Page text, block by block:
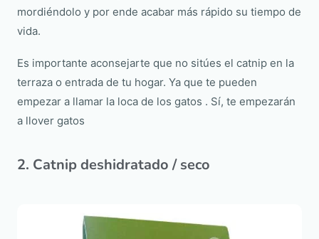
mordiéndolo y por ende acabar más rápido su tiempo de
vida.
Es importante aconsejarte que no sitúes el catnip en la
terraza o entrada de tu hogar. Ya que te pueden
empezar a llamar la loca de los gatos . Sí, te empezarán
a llover gatos
2. Catnip deshidratado / seco